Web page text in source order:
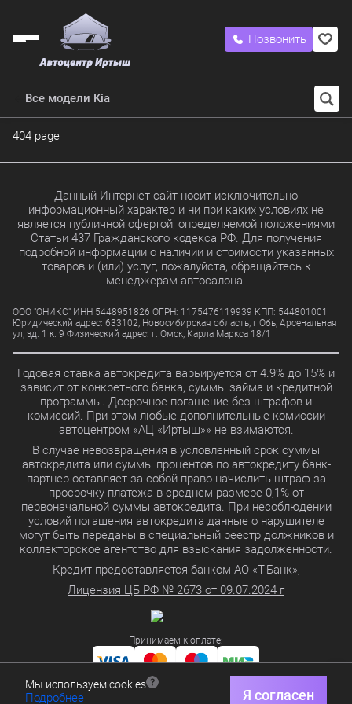
Позвонить
Все модели Kia
404 page
Данный Интернет-сайт носит исключительно
информационный характер и ни при каких условиях не
является публичной офертой, определяемой положениями
Статьи 437 Гражданского кодекса РФ. Для получения
подробной информации о наличии и стоимости указанных
товаров и (или) услуг, пожалуйста, обращайтесь к
менеджерам автосалона.
ООО "ОНИКС" ИНН 5448951826 ОГРН: 1175476119939 КПП: 544801001
Юридический адрес: 633102, Новосибирская область, г Обь, Арсенальная
ул, зд. 1 к. 9 Физический адрес: г. Омск, Карла Маркса 18/1
Годовая ставка автокредита варьируется от 4.9% до 15% и
зависит от конкретного банка, суммы займа и кредитной
программы. Досрочное погашение без штрафов и
комиссий. При этом любые дополнительные комиссии
автоцентром «АЦ «Иртыш»» не взимаются.
В случае невозвращения в условленный срок суммы
автокредита или суммы процентов по автокредиту банк-
партнер оставляет за собой право начислить штраф за
просрочку платежа в среднем размере 0,1% от
первоначальной суммы автокредита. При несоблюдении
условий погашения автокредита данные о нарушителе
могут быть переданы в специальный реестр должников и
коллекторское агентство для взыскания задолженности.
Кредит предоставляется банком АО «Т-Банк»,
Лицензия ЦБ РФ № 2673 от 09.07.2024 г
Принимаем к оплате:
Политика в отношении обработки персональных данных
Мы используем cookies
Подробнее Я согласен